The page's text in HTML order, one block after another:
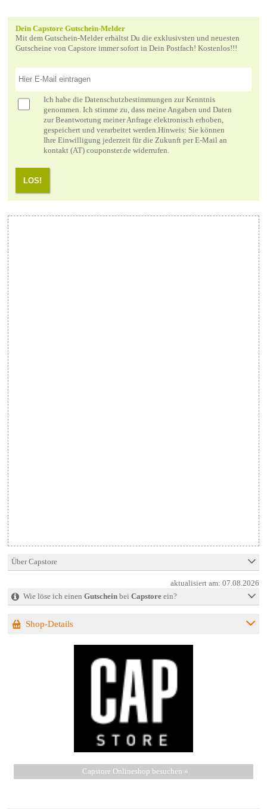
Dein Capstore Gutschein-Melder
Mit dem Gutschein-Melder erhältst Du die exklusivsten und neuesten
Gutscheine von Capstore immer sofort in Dein Postfach! Kostenlos!!!
Ich habe die Datenschutzbestimmungen zur Kenntnis
genommen. Ich stimme zu, dass meine Angaben und Daten
zur Beantwortung meiner Anfrage elektronisch erhoben,
gespeichert und verarbeitet werden.Hinweis: Sie können
Ihre Einwilligung jederzeit für die Zukunft per E-Mail an
kontakt (AT) couponster.de widerrufen.
LOS!
Über Capstore
aktualisiert am:07.08.2026
Wie löse ich einen Gutscheinbei Capstoreein?
Shop-Details
Capstore Onlineshop besuchen »